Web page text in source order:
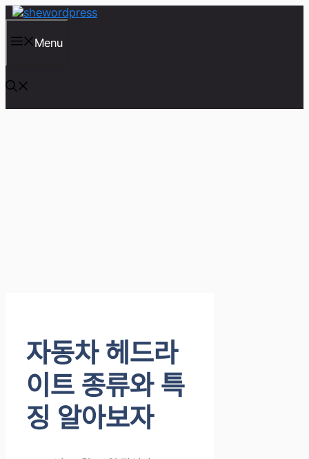
컨
츠
건
너
뛰
기
Menu
자동차 헤드라
이트 종류와 특
징 알아보자